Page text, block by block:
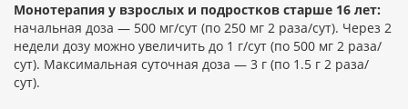
Монотерапия у взрослых и подростков старше 16 лет:
начальная доза — 500 мг/сут (по 250 мг 2 раза/сут). Через 2
недели дозу можно увеличить до 1 г/сут (по 500 мг 2 раза/
сут). Максимальная суточная доза — 3 г (по 1.5 г 2 раза/
сут).